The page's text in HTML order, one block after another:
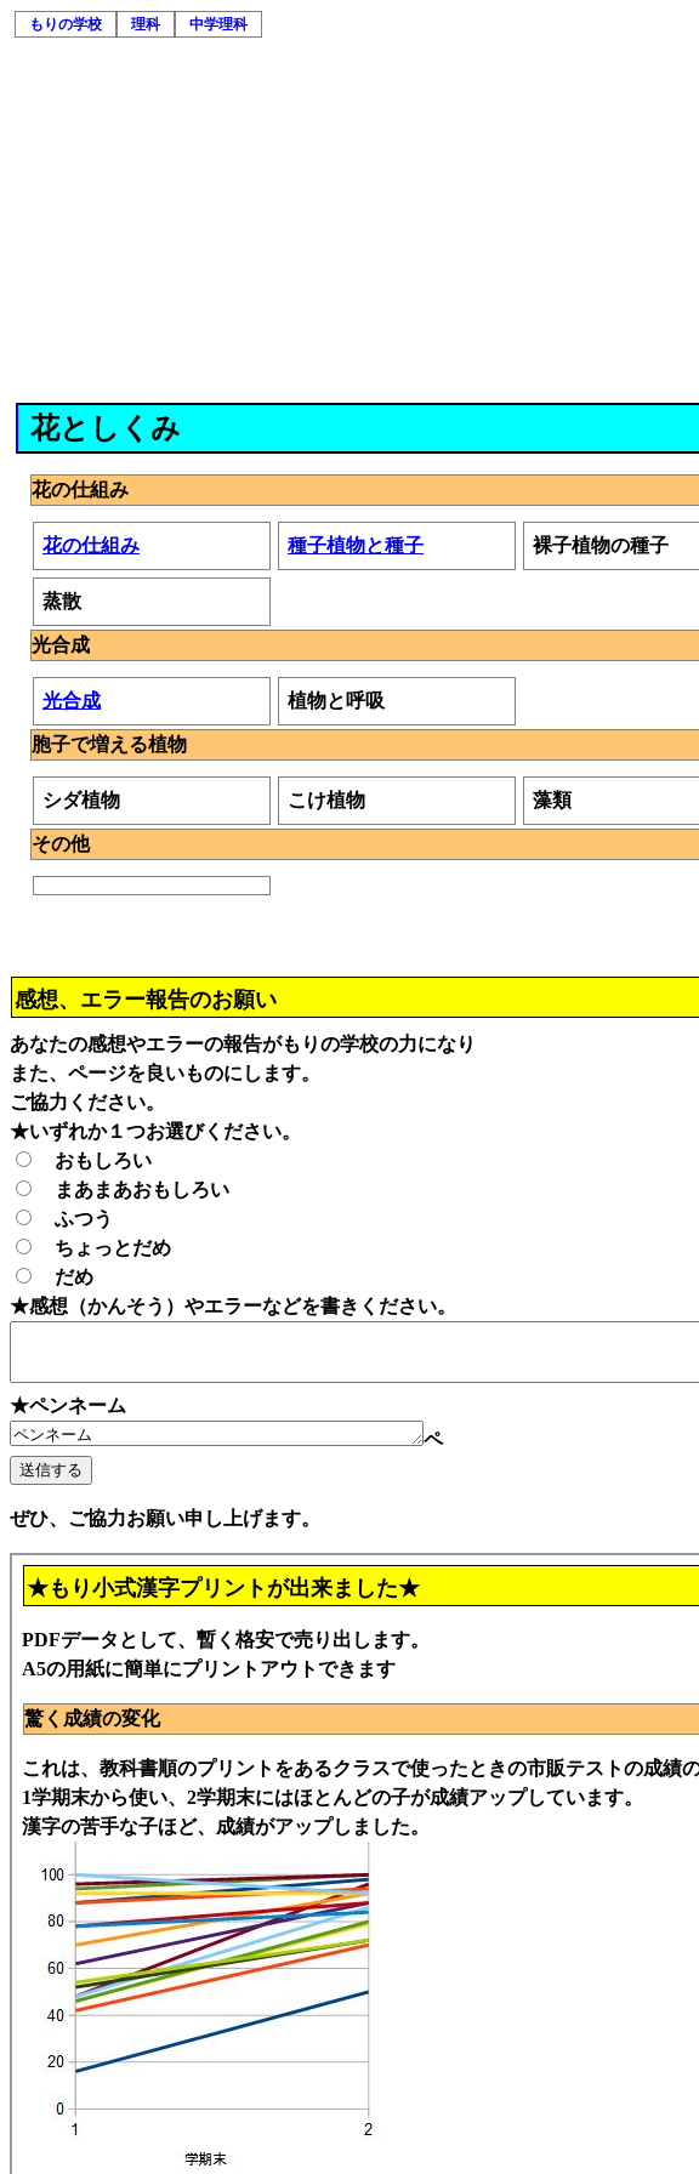
もりの学校 理科 中学理科
花としくみ
花の仕組み
花の仕組み 種子植物と種子 裸子植物の種子
蒸散
光合成
光合成 植物と呼吸
胞子で増える植物
シダ植物 こけ植物 藻類
その他
感想、エラー報告のお願い
あなたの感想やエラーの報告がもりの学校の力になり
また、ページを良いものにします。
ご協力ください。
★いずれか１つお選びください。
おもしろい
まあまあおもしろい
ふつう
ちょっとだめ
だめ
★感想（かんそう）やエラーなどを書きください。
★ペンネーム
ペ
ぜひ、ご協力お願い申し上げます。